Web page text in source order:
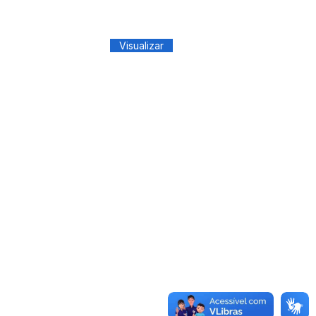
Visualizar